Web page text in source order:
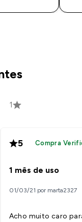
1
5 Compra
1 mês de uso
01/03/21 por marta2327
Acho muito caro